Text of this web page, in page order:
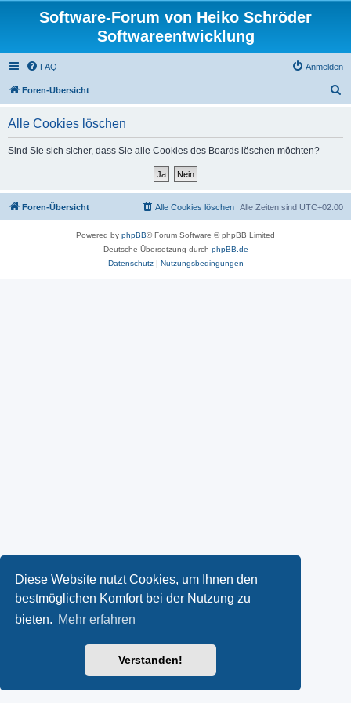
Diese Website nutzt Cookies, um Ihnen den
bestmöglichen Komfort bei der Nutzung zu
bieten. Mehr erfahren
Verstanden!
Software-Forum von Heiko Schröder
Softwareentwicklung
FAQ Anmelden
Foren-Übersicht
Alle Cookies löschen
Sind Sie sich sicher, dass Sie alle Cookies des Boards löschen möchten?
Foren-Übersicht Alle Zeiten sind UTC+02:00
Alle Cookies löschen
Powered by phpBB® Forum Software © phpBB Limited
Deutsche Übersetzung durch phpBB.de
Datenschutz| Nutzungsbedingungen